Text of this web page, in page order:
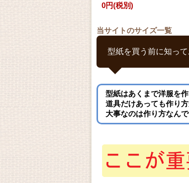
0円(税別)
当サイトのサイズ一覧
型紙を買う前に知っ
型紙はあくまで洋服を
道具だけあっても作り
大事なのは作り方なんで